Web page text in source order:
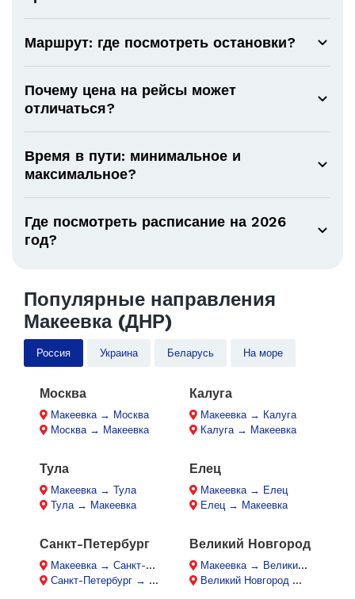
Маршрут: где посмотреть остановки?
Почему цена на рейсы может
отличаться?
Время в пути: минимальное и
максимальное?
Где посмотреть расписание на 2026
год?
Популярные направления
Макеевка (ДНР)
Россия Украина Беларусь На море
Москва
Макеевка → Москва
Москва → Макеевка
Калуга
Макеевка → Калуга
Калуга → Макеевка
Тула
Макеевка → Тула
Тула → Макеевка
Елец
Макеевка → Елец
Елец → Макеевка
Санкт-Петербург
Макеевка → Санкт-Петербург
Санкт-Петербург → Макеевка
Великий Новгород
Макеевка → Великий Новгород
Великий Новгород → Макеевка